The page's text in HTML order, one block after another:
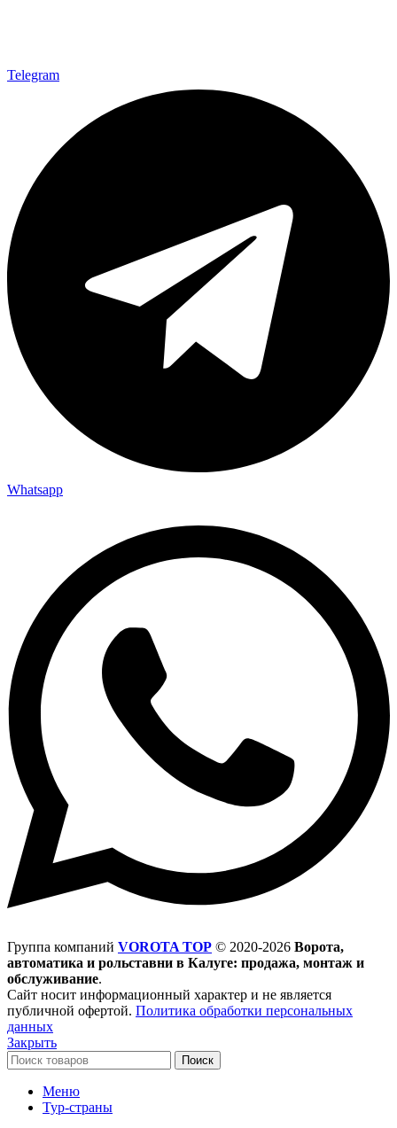
Telegram
Whatsapp
Группа компаний VOROTA TOP © 2020-2026 Ворота,
автоматика и рольставни в Калуге: продажа, монтаж и
обслуживание.
Сайт носит информационный характер и не является
публичной офертой. Политика обработки персональных
данных
Закрыть
Поиск
Меню
Тур-страны